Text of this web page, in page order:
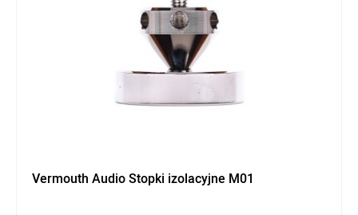
Vermouth Audio Stopki izolacyjne M01